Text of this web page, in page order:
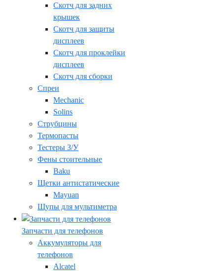
Скотч для задних
крышек
Скотч для защиты
дисплеев
Скотч для проклейки
дисплеев
Скотч для сборки
Спреи
Mechanic
Solins
Струбцины
Термопасты
Тестеры З/У
Фены стоительные
Baku
Щетки антистатические
Mayuan
Щупы для мультиметра
Запчасти для телефонов
Аккумуляторы для
телефонов
Alcatel